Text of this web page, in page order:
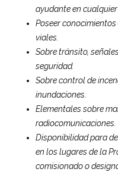
ayudante en
Poseer
viales.
Sobre tránsito,
seguridad.
Sobre control de
inundaciones.
Elementales sobre
radiocomunicaciones.
Disponibilidad para
en los lugares de la
comisionado o